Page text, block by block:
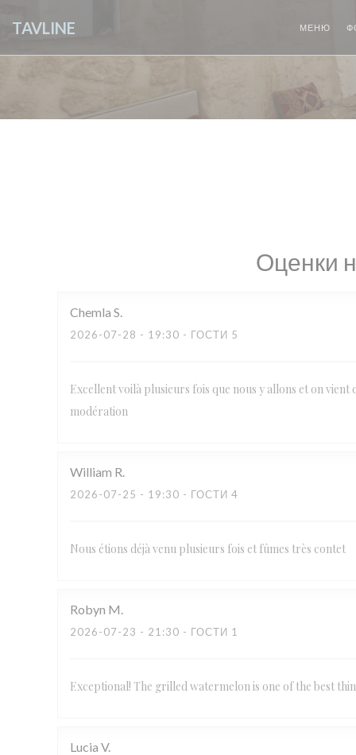
TAVLINE МЕНЮ
Оценки
Chemla S
2026-07-28 - 19:30 - ГОСТИ 5
Excellent voilà plusieurs fois que nous y allons et on vient
modération
William R
2026-07-25 - 19:30 - ГОСТИ 4
Nous étions déjà venu plusieurs fois et fûmes très contet
Robyn M
2026-07-23 - 21:30 - ГОСТИ 1
Exceptional! The grilled watermelon is one of the best
Lucia V